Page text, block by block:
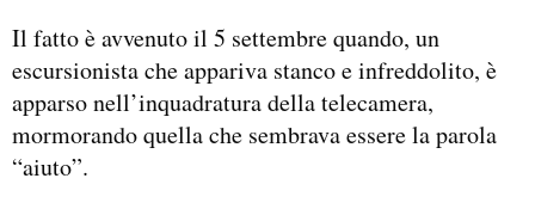
Il fatto è avvenuto il 5 settembre quando, un
escursionista che appariva stanco e infreddolito, è
apparso nell’inquadratura della telecamera,
mormorando quella che sembrava essere la parola
“aiuto”.